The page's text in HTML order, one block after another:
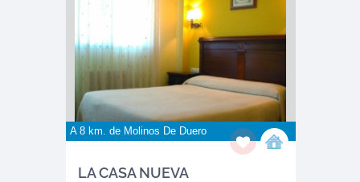
A 8 km. de Molinos De Duero
LA CASA NUEVA